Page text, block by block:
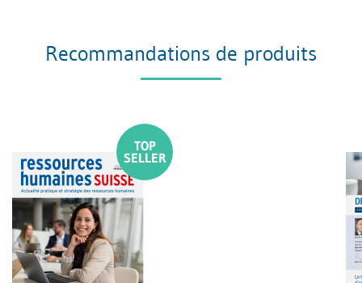
Recommandations de produits